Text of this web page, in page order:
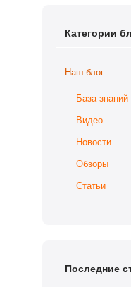
Категории
Наш блог
База знаний
Видео
Новости
Обзоры
Статьи
Последние